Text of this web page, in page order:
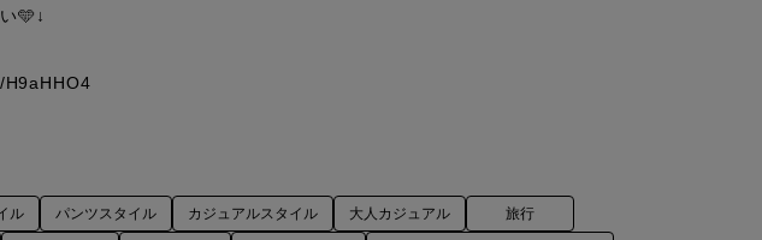
🩵↓
ル パンツスタイル カジュアルスタイル 大人カジュアル 旅行